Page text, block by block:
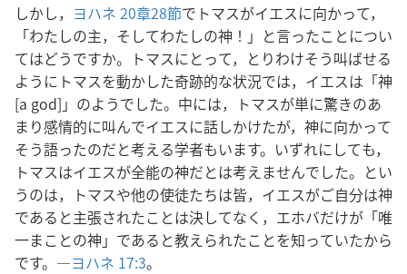
しかし， ヨハネ 20章28節でトマスがイエスに向かって，
「わたしの主，そしてわたしの神！」と言ったことについ
てはどうですか。トマスにとって，とりわけそう叫ばせる
ようにトマスを動かした奇跡的な状況では，イエスは「神
[a god]」のようでした。中には，トマスが単に驚きのあ
まり感情的に叫んでイエスに話しかけたが，神に向かって
そう語ったのだと考える学者もいます。いずれにしても，
トマスはイエスが全能の神だとは考えませんでした。とい
うのは，トマスや他の使徒たちは皆，イエスがご自分は神
であると主張されたことは決してなく，エホバだけが「唯
一まことの神」であると教えられたことを知っていたから
です。―ヨハネ 17:3。